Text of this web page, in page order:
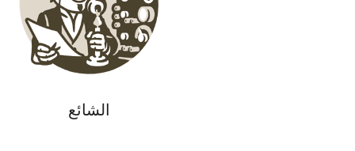
الشائع